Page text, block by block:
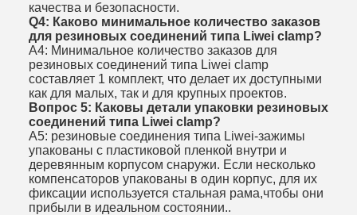
качества и безопасности.
Q4: Каково минимальное количество заказов
для резиновых соединений типа Liwei clamp?
A4: Минимальное количество заказов для
резиновых соединений типа Liwei clamp
составляет 1 комплект, что делает их доступными
как для малых, так и для крупных проектов.
Вопрос 5: Каковы детали упаковки резиновых
соединений типа Liwei clamp?
A5: резиновые соединения типа Liwei-зажимы
упакованы с пластиковой пленкой внутри и
деревянным корпусом снаружи. Если несколько
компенсаторов упакованы в один корпус, для их
фиксации используется стальная рама,чтобы они
прибыли в идеальном состоянии..